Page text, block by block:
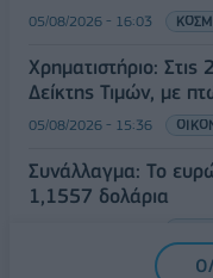
05/08/2026 - 16:03
Χρηματιστήριο:
Δείκτης Τιμών, με
05/08/2026 - 15:36
Συνάλλαγμα: Το
1,1557 δολάρια